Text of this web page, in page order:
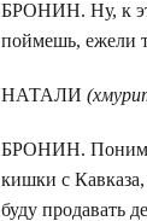
БРОНИН. Ну, к
поймешь, ежели
НАТАЛИ
БРОНИН.
кишки с
буду продавать